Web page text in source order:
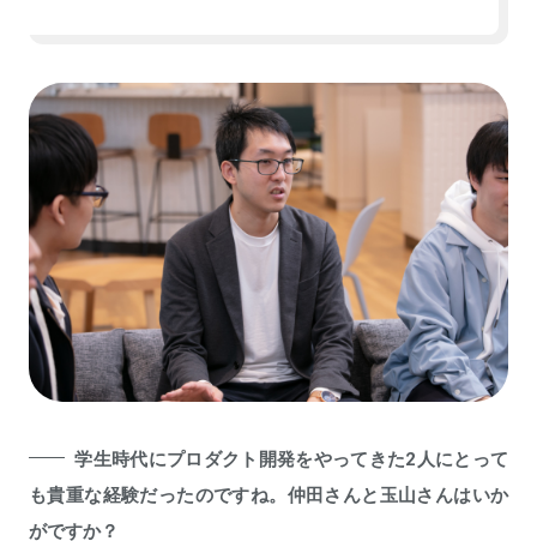
学生時代にプロダクト開発をやってきた2人にとって
も貴重な経験だったのですね。仲田さんと玉山さんはいか
がですか？